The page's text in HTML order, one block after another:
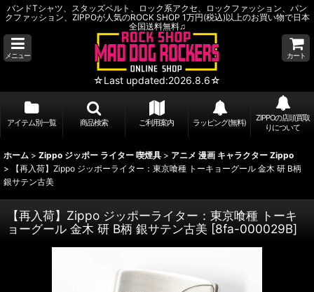
バンドTシャツ、スタッズベルト、ロック系アクセ、ロックファッション、パン
クファッション、ZIPPOが人気のROCK SHOP 1万円(税込)以上のお買い物で日本
全国送料無料♫
メニュー
☆Last updated:2026.8.6☆
カート
アイテム別一覧 商品検索 ご利用案内 ラッピング(無料)
ZIPPOの店頭買取
りについて
ホーム > Zippo ジッポー ライター 喫煙具 > アニメ 漫画 キャラクター Zippo
>
【再入荷】Zippo ジッポーライター：東京喰種 トーキョーグール 金木 研 B柄
銀サテン古美
【再入荷】Zippo ジッポーライター：東京喰種 トーキ
ョーグール 金木 研 B柄 銀サテン古美 [8fa-000029B]